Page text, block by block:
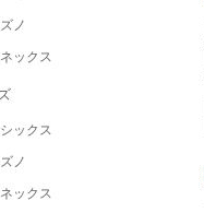
ズノ
ネックス
ックス
ズノ
ネックス